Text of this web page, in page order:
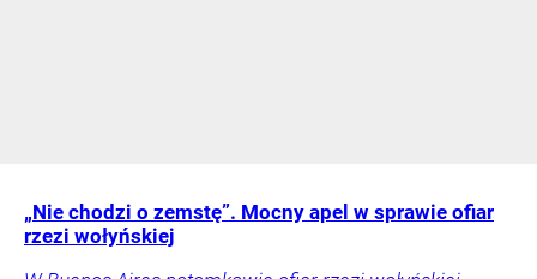
„Nie chodzi o zemstę”. Mocny apel w sprawie ofiar
rzezi wołyńskiej